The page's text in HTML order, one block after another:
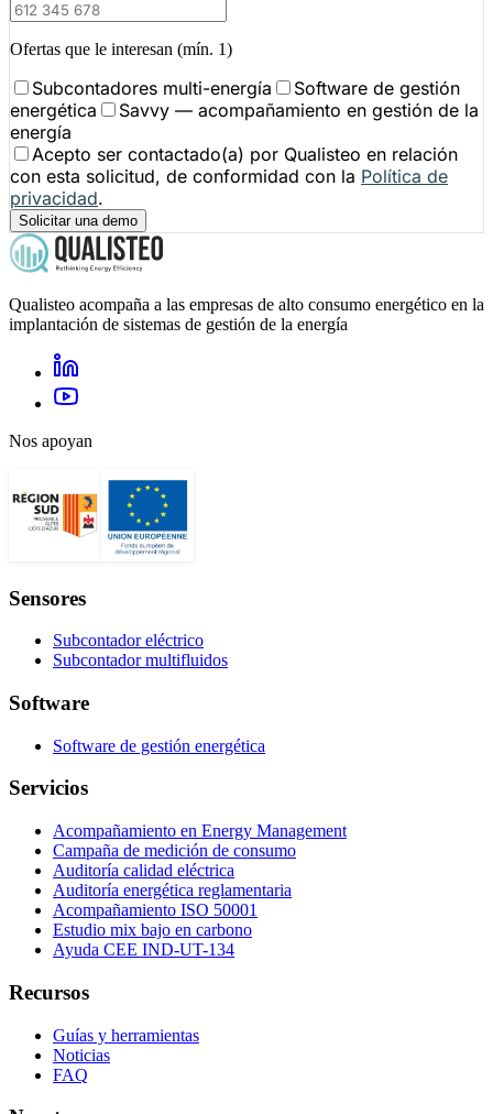
Ofertas que le interesan (mín. 1)
Subcontadores multi-energía
Software de gestión
energética
Savvy — acompañamiento en gestión de la
energía
Acepto ser contactado(a) por Qualisteo en relación
con esta solicitud, de conformidad con la Política de
privacidad.
Solicitar una demo
Qualisteo acompaña a las empresas de alto consumo energético en la
implantación de sistemas de gestión de la energía
Nos apoyan
Sensores
Subcontador eléctrico
Subcontador multifluidos
Software
Software de gestión energética
Servicios
Acompañamiento en Energy Management
Campaña de medición de consumo
Auditoría calidad eléctrica
Auditoría energética reglamentaria
Acompañamiento ISO 50001
Estudio mix bajo en carbono
Ayuda CEE IND-UT-134
Recursos
Guías y herramientas
Noticias
FAQ